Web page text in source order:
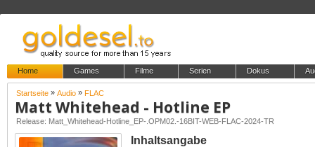
Home Games Filme Serien Dokus
Startseite » Audio » FLAC
Matt Whitehead - Hotline EP
Release: Matt_Whitehead-Hotline_EP-.OPM02.-16BIT-WEB-FLAC-2024-TR
Inhaltsangabe